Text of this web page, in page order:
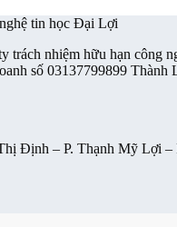
tin học Đại Lợi
trách nhiệm hữu hạn công
số 03137799899 Thành
Định – P. Thạnh Mỹ Lợi –